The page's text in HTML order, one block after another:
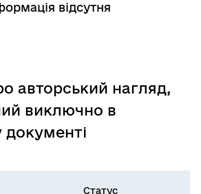
відсутня
авторський нагляд,
виключно в
документі
Статус